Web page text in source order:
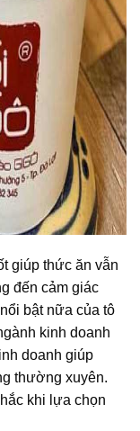
giúp thức ăn vẫn
đến cảm giác
bật nữa của tô
kinh doanh
doanh giúp
thường xuyên.
khi lựa chọn